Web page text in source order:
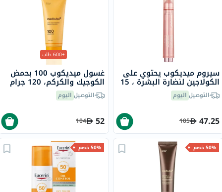
سيروم ميديكوب يحتوي على
الكولاجين لنضارة البشرة ، 15
ملالتوصيل اليوم
47.25
105
+600 طلب
غسول ميديكوب 100 بحمض
الكوجيك والكركم، 120 جرام
التوصيل اليوم
52
104
50% خصم 50% خصم